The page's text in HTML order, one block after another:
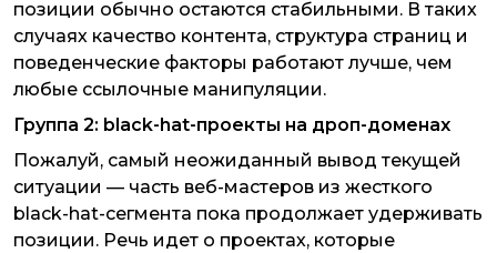
позиции обычно остаются стабильными. В таких
случаях качество контента, структура страниц и
поведенческие факторы работают лучше, чем
любые ссылочные манипуляции.
Группа 2: black-hat-проекты на дроп-доменах
Пожалуй, самый неожиданный вывод текущей
ситуации — часть веб-мастеров из жесткого
black-hat-сегмента пока продолжает удерживать
позиции. Речь идет о проектах, которые